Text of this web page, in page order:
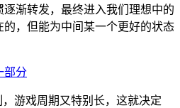
渐转发，最终进入我们理想中的
，但能为中间某一个更好的状态
部分
游戏周期又特别长，这就决定